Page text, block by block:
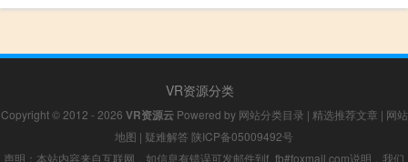
VR资源分类
Copyright © 2012 - 2026 VR资源云Powered by 网站分类目录 | 精选推荐文章 | 网站
地图 | 疑难解答 陕ICP备05009492号
声明：本站内容来自互联网，如信息有错误可发邮件到f_fb#foxmail.com说明，我们